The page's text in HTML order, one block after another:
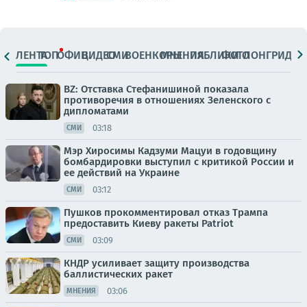
ЛЕНТАТОПОФИЦ.ВИДЕОСМИВОЕНКОРЫМНЕНИЯПАБЛИКИ
ФОТОЛОНГРИДЫ
BZ: Отставка Стефанишиной показала
противоречия в отношениях Зеленского с
дипломатами
СМИ 03:18
Мэр Хиросимы Кадзуми Мацуи в годовщину
бомбардировки выступил с критикой России и
ее действий на Украине
СМИ 03:12
Пушков прокомментировал отказ Трампа
предоставить Киеву ракеты Patriot
СМИ 03:09
КНДР усиливает защиту производства
баллистических ракет
МНЕНИЯ 03:06